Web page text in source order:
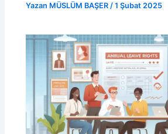
Yazan MÜSLÜM BAŞER /1 Şubat 2025